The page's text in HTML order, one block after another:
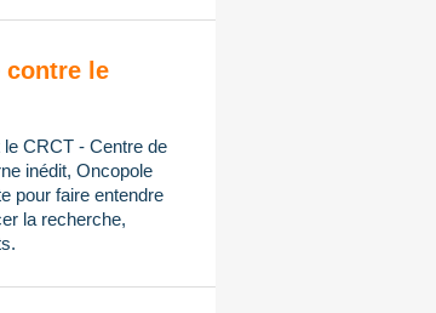
contre le
le CRCT - Centre de
inédit, Oncopole
pour faire entendre
la recherche,